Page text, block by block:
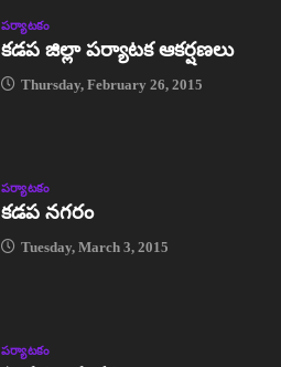
పర్యాటకం
కడప జిల్లా పర్యాటక ఆకర్షణలు
Thursday, February 26, 2015
పర్యాటకం
కడప నగరం
Tuesday, March 3, 2015
పర్యాటకం